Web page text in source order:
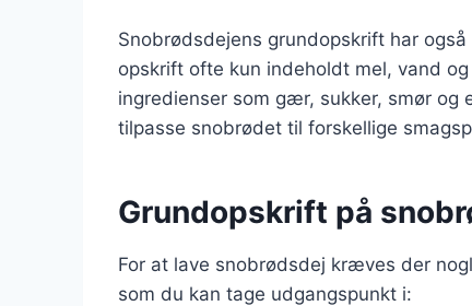
Snobrødsdejens grundopskrift har
opskrift ofte kun indeholdt mel, vand
ingredienser som gær, sukker, smør
tilpasse snobrødet til forskellige
Grundopskrift på
For at lave snobrødsdej kræves der
som du kan tage udgangspunkt i: